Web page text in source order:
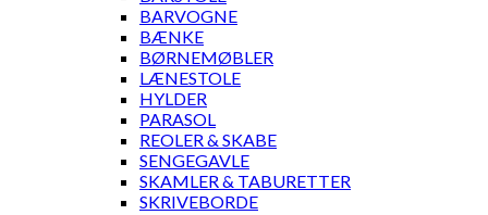
BARVOGNE
BÆNKE
BØRNEMØBLER
LÆNESTOLE
HYLDER
PARASOL
REOLER & SKABE
SENGEGAVLE
SKAMLER & TABURETTER
SKRIVEBORDE